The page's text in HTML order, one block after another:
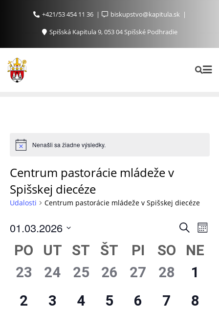
+421/53 454 11 36
biskupstvo@kapitula.sk
Spišská Kapitula 9, 053 04 Spišské Podhradie
Nenašli sa žiadne výsledky.
Centrum pastorácie mládeže v
Spišskej diecéze
Udalosti Centrum pastorácie mládeže v Spišskej diecéze
Udalosti
and
Views
Vyhľadať
01.03.2026
dátum.
Kalendár
Udalosti
PO UT ST ŠT PI SO
NE
0
23
0
24
0
25
0
26
0
27
0
28
0
1
0
2
0
3
0
4
0
5
0
6
0
7
0
8